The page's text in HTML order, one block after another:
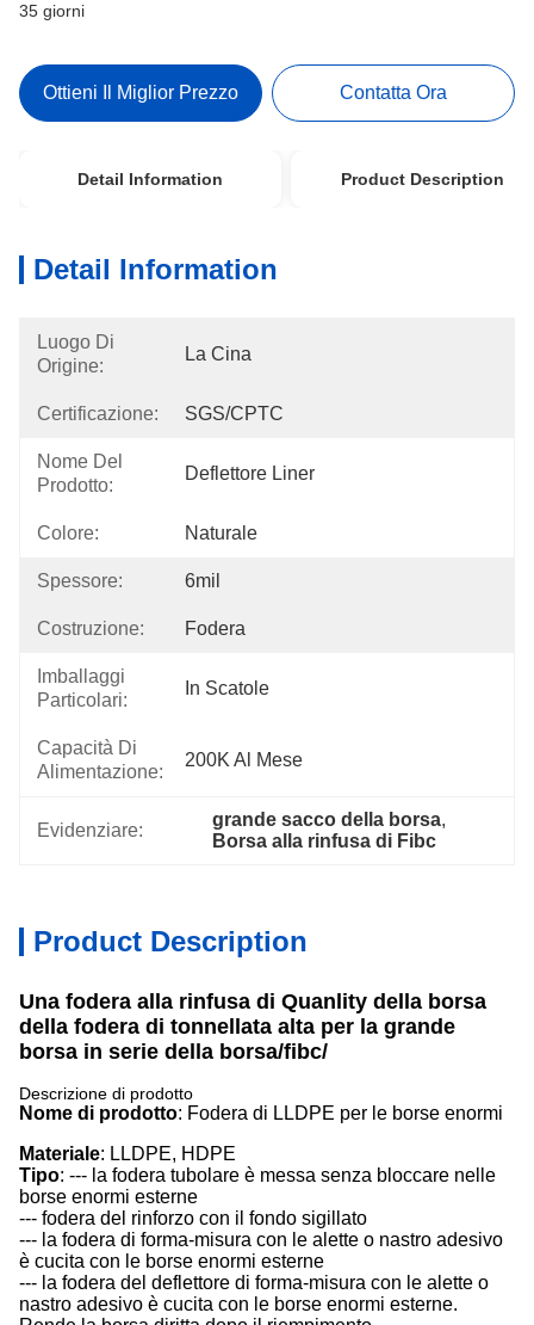
35 giorni
Ottieni Il Miglior Prezzo Contatta Ora
Detail Information Product Description
Detail Information
Luogo Di
Origine:
La Cina
Certificazione: SGS/CPTC
Nome Del
Prodotto:
Deflettore Liner
Colore: Naturale
Spessore: 6mil
Costruzione: Fodera
Imballaggi
Particolari:
In Scatole
Capacità Di
Alimentazione:
200K Al Mese
Evidenziare:
grande sacco della borsa,
Borsa alla rinfusa di Fibc
Product Description
Una fodera alla rinfusa di Quanlity della borsa
della fodera di tonnellata alta per la grande
borsa in serie della borsa/fibc/
Descrizione di prodotto
Nome di prodotto: Fodera di LLDPE per le borse enormi
Materiale: LLDPE, HDPE
Tipo: --- la fodera tubolare è messa senza bloccare nelle
borse enormi esterne
--- fodera del rinforzo con il fondo sigillato
--- la fodera di forma-misura con le alette o nastro adesivo
è cucita con le borse enormi esterne
--- la fodera del deflettore di forma-misura con le alette o
nastro adesivo è cucita con le borse enormi esterne.